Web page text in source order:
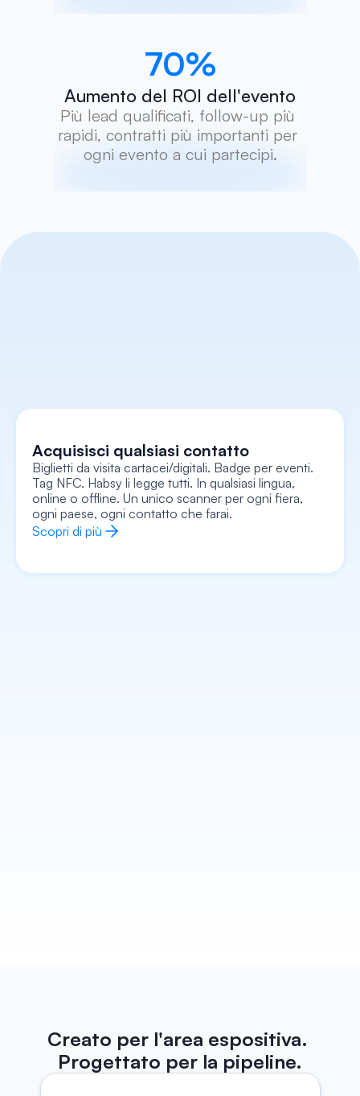
70%
Aumento del ROI dell'evento
Più lead qualificati, follow-up più
rapidi, contratti più importanti per
ogni evento a cui partecipi.
Acquisisci qualsiasi contatto
Biglietti da visita cartacei/digitali. Badge per eventi.
Tag NFC. Habsy li legge tutti. In qualsiasi lingua,
online o offline. Un unico scanner per ogni fiera,
ogni paese, ogni contatto che farai.
Scopri di più
Cattura ogni contesto
Registra note vocali, aggiungi note di testo, allega
una foto/selfie, registra segnali di intenti, tutto
collegato alla scheda. Ricorda l'intero contesto,
non solo un nome e un numero.
Scopri di più
Creato per l'area espositiva.
Progettato per la pipeline.